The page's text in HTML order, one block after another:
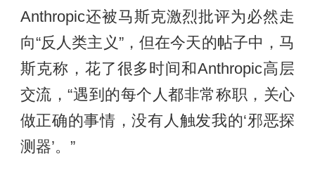
Anthropic还被马斯克激烈批评为必然走
向“反人类主义”，但在今天的帖子中，马
斯克称，花了很多时间和Anthropic高层
交流，“遇到的每个人都非常称职，关心
做正确的事情，没有人触发我的‘邪恶探
测器’。”